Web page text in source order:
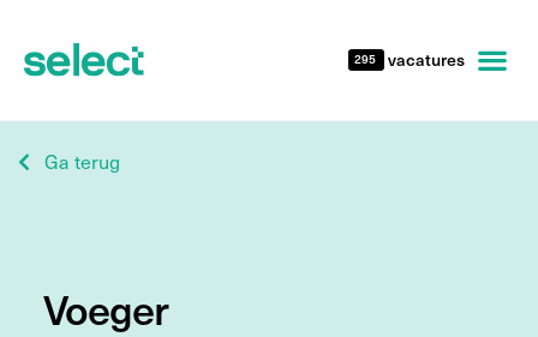
295 vacatures
Ga terug
Voeger